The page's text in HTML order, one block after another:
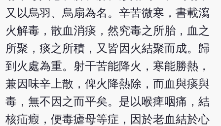
又以烏羽、烏扇為名。辛苦微寒，書載瀉
火解毒，散血消痰，然究毒之所胎，血之
所聚，痰之所積，又皆因火結聚而成。歸
到火處為重。射干苦能降火，寒能勝熱，
兼因味辛上散，俾火降熱除，而血與痰與
毒，無不因之而平矣。是以喉痺咽痛，結
核疝瘕，便毒瘧母等症，因於老血結於心